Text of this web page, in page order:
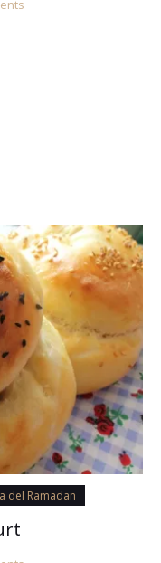
del Ramadan